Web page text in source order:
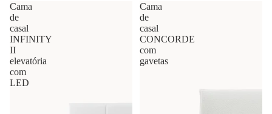
Cama
de
casal
INFINITY
II
elevatória
com
LED
Cama
de
casal
CONCORDE
com
gavetas